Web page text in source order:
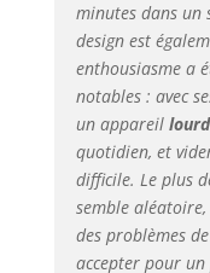
minutes dans un
design est
enthousiasme a
notables : avec
un appareil
quotidien, et
difficile. Le plus
semble
des problèmes
accepter pour un